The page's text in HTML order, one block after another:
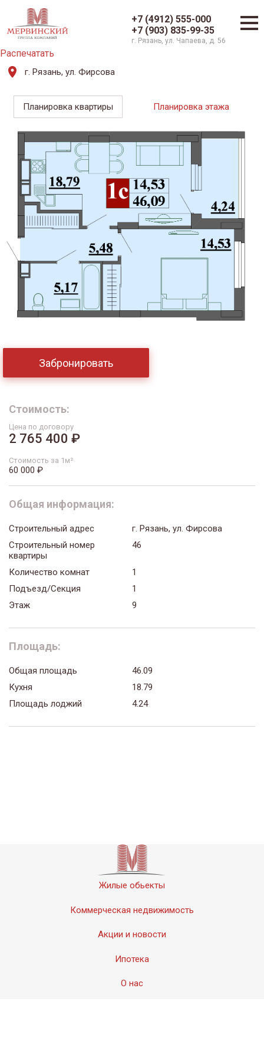
+7 (4912) 555-000
+7 (903) 835-99-35
г. Рязань, ул. Чапаева, д. 56
Распечатать
г. Рязань, ул. Фирсова
Планировка квартиры Планировка этажа
Забронировать
Стоимость:
Цена по договору
2 765 400 ₽
Стоимость за 1м²
60 000 ₽
Общая информация:
Строительный адрес
г. Рязань, ул. Фирсова
Строительный номер
квартиры
46
Количество комнат
1
Подъезд/Секция
1
Этаж
9
Площадь:
Общая площадь
46.09
Кухня
18.79
Площадь лоджий
4.24
Жилые обьекты
Коммерческая недвижимость
Акции и новости
Ипотека
О нас